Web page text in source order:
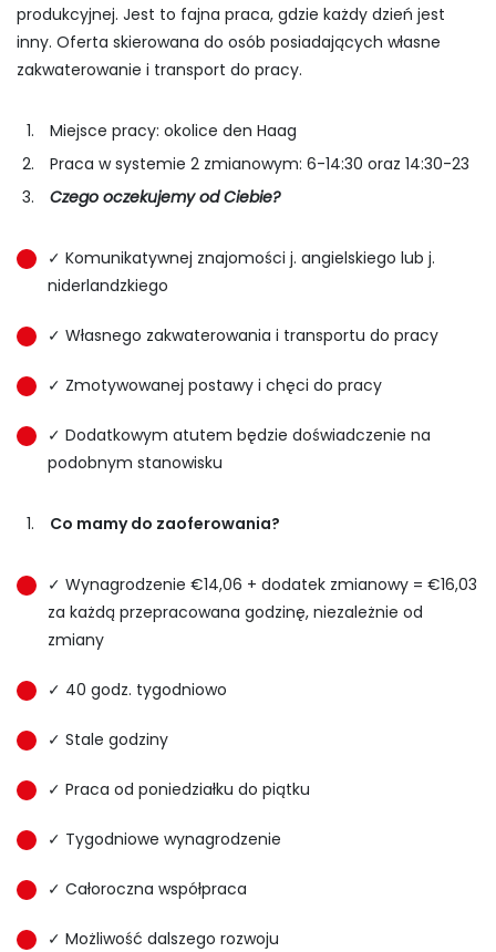
produkcyjnej. Jest to fajna praca, gdzie każdy dzień jest
inny. Oferta skierowana do osób posiadających własne
zakwaterowanie i transport do pracy.
Miejsce pracy: okolice den Haag
Praca w systemie 2 zmianowym: 6-14:30 oraz 14:30-23
Czego oczekujemy od Ciebie?
✓ Komunikatywnej znajomości j. angielskiego lub j.
niderlandzkiego
✓ Własnego zakwaterowania i transportu do pracy
✓ Zmotywowanej postawy i chęci do pracy
✓ Dodatkowym atutem będzie doświadczenie na
podobnym stanowisku
Co mamy do zaoferowania?
✓ Wynagrodzenie €14,06 + dodatek zmianowy = €16,03
za każdą przepracowana godzinę, niezależnie od
zmiany
✓ 40 godz. tygodniowo
✓ Stale godziny
✓ Praca od poniedziałku do piątku
✓ Tygodniowe wynagrodzenie
✓ Całoroczna współpraca
✓ Możliwość dalszego rozwoju